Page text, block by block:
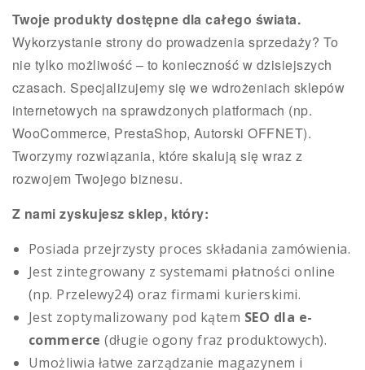
Twoje produkty dostępne dla całego świata.
Wykorzystanie strony do prowadzenia sprzedaży? To
nie tylko możliwość – to konieczność w dzisiejszych
czasach. Specjalizujemy się we wdrożeniach sklepów
internetowych na sprawdzonych platformach (np.
WooCommerce, PrestaShop, Autorski OFFNET).
Tworzymy rozwiązania, które skalują się wraz z
rozwojem Twojego biznesu.
Z nami zyskujesz sklep, który:
Posiada przejrzysty proces składania zamówienia.
Jest zintegrowany z systemami płatności online
(np. Przelewy24) oraz firmami kurierskimi.
Jest zoptymalizowany pod kątem SEO dla e-
commerce (długie ogony fraz produktowych).
Umożliwia łatwe zarządzanie magazynem i